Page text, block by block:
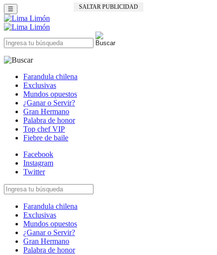
SALTAR PUBLICIDAD
☰
Farandula chilena
Exclusivas
Mundos opuestos
¿Ganar o Servir?
Gran Hermano
Palabra de honor
Top chef VIP
Fiebre de baile
Facebook
Instagram
Twitter
Farandula chilena
Exclusivas
Mundos opuestos
¿Ganar o Servir?
Gran Hermano
Palabra de honor